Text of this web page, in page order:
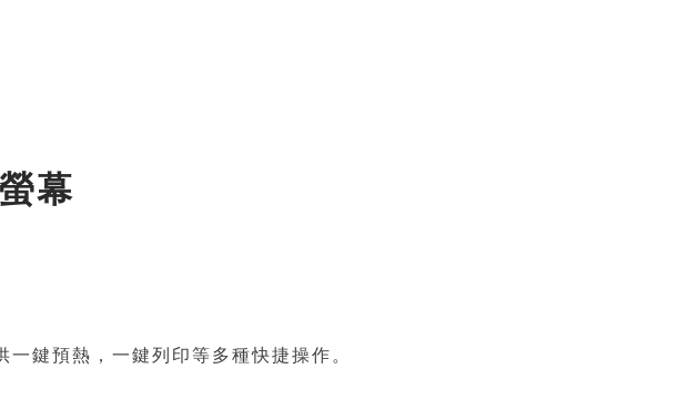
幕
鍵預熱，一鍵列印等多種快捷操作。